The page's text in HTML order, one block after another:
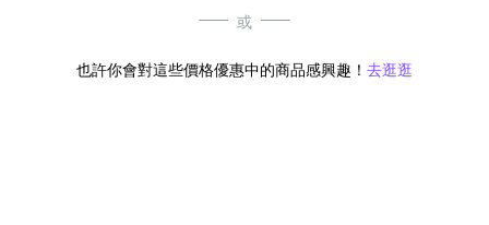
或
也許你會對這些價格優惠中的商品感興趣！ 去逛逛